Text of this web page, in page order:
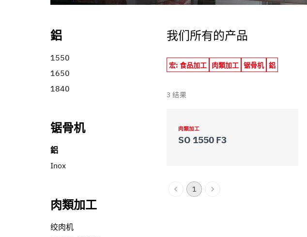
鋁
1550
1650
1840
锯骨机
鋁
Inox
肉類加工
绞肉机
我们所有的产品
宏: 食品加工 肉類加工 锯骨机 鋁
3 结果
肉類加工
SO 1550 F3
1